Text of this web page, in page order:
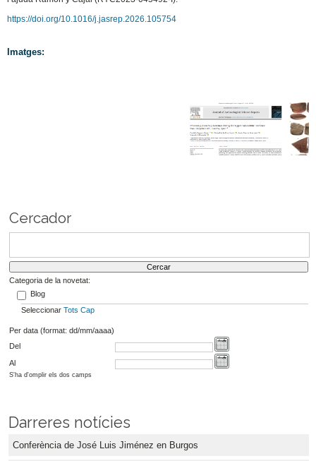
https://doi.org/10.1016/j.jasrep.2026.105754
Imatges:
Cercador
Categoria de la novetat:
Blog
Seleccionar Tots Cap
Per data (format: dd/mm/aaaa)
Del
Al
S'ha d'omplir els dos camps
Darreres notícies
Conferència de José Luis Jiménez en Burgos